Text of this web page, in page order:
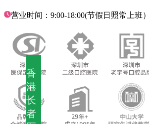
—
香
港
长
者
营业时间：9:00-18:00(节假日照常上班）